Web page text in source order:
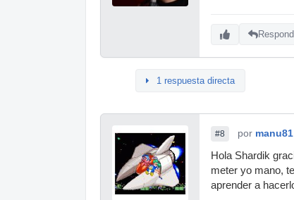
1 respuesta directa
#8 por manu81
Hola Shardik
meter yo mano,
aprender a